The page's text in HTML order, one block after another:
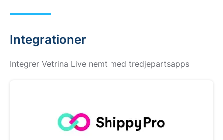
Integrationer
Integrer Vetrina Live nemt med tredjepartsapps